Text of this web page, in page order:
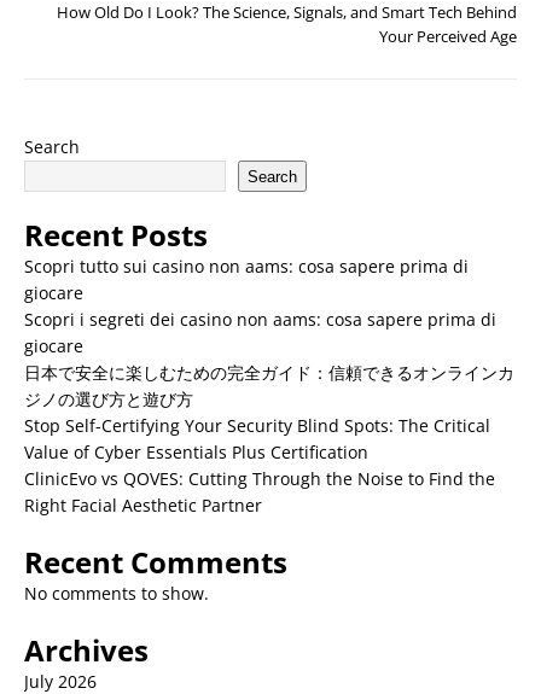
How Old Do I Look? The Science, Signals, and Smart Tech Behind
Your Perceived Age
Search
Search
Recent Posts
Scopri tutto sui casino non aams: cosa sapere prima di
giocare
Scopri i segreti dei casino non aams: cosa sapere prima di
giocare
日本で安全に楽しむための完全ガイド：信頼できるオンラインカ
ジノの選び方と遊び方
Stop Self-Certifying Your Security Blind Spots: The Critical
Value of Cyber Essentials Plus Certification
ClinicEvo vs QOVES: Cutting Through the Noise to Find the
Right Facial Aesthetic Partner
Recent Comments
No comments to show.
Archives
July 2026